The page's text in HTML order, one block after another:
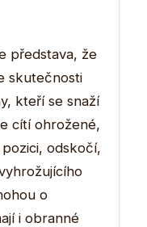
představa, že
skutečnosti
kteří se snaží
cítí ohrožené,
odskočí,
o
i obranné